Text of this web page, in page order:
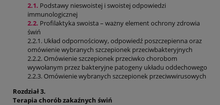
2.1. Podstawy nieswoistej i swoistej odpowiedzi
immunologicznej
2.2. Profilaktyka swoista – ważny element ochrony zdrowia
świń
2.2.1. Układ odpornościowy, odpowiedź poszczepienna oraz
omówienie wybranych szczepionek przeciwbakteryjnych
2.2.2. Omówienie szczepionek przeciwko chorobom
wywołanym przez bakteryjne patogeny układu oddechowego
2.2.3. Omówienie wybranych szczepionek przeciwwirusowych
Rozdział 3.
Terapia chorób zakaźnych świń